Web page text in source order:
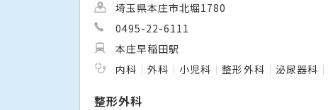
埼玉県本庄市北堀1780
0495-22-6111
本庄早稲田駅
内科
外科 小児科 整形外科 泌尿器科
整形外科